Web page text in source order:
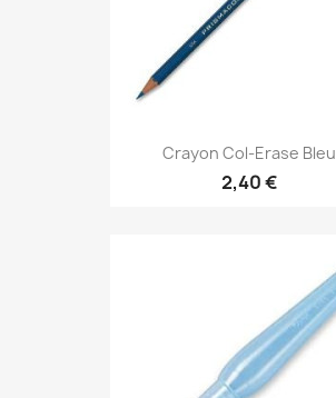
Crayon Col-Erase Bleu
2,40 €